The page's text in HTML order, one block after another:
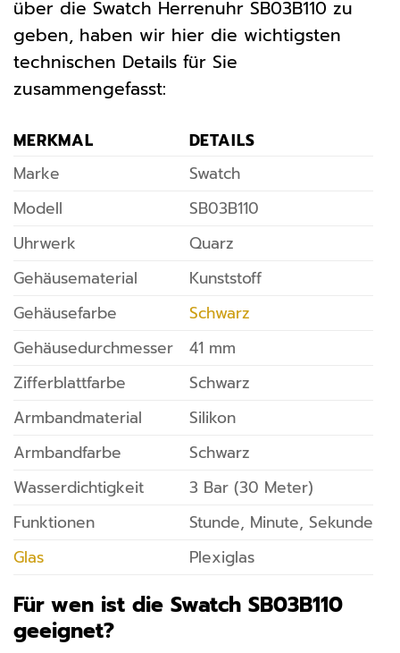
über die Swatch Herrenuhr SB03B110 zu
geben, haben wir hier die wichtigsten
technischen Details für Sie
zusammengefasst:
MERKMAL
DETAILS
Marke
Swatch
Modell
SB03B110
Uhrwerk
Quarz
Gehäusematerial
Kunststoff
Gehäusefarbe
Schwarz
Gehäusedurchmesser
41 mm
Zifferblattfarbe
Schwarz
Armbandmaterial
Silikon
Armbandfarbe
Schwarz
Wasserdichtigkeit
3 Bar (30 Meter)
Funktionen
Stunde, Minute, Sekunde
Glas
Plexiglas
Für wen ist die Swatch SB03B110
geeignet?